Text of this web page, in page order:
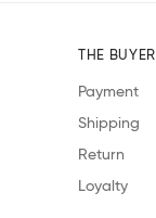
THE BUYER
Payment
Shipping
Return
Loyalty